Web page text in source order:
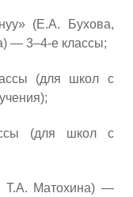
(Е.А. Бухова,
— 3–4-е классы;
(для школ с
(для школ с
Т.А. Матохина) —